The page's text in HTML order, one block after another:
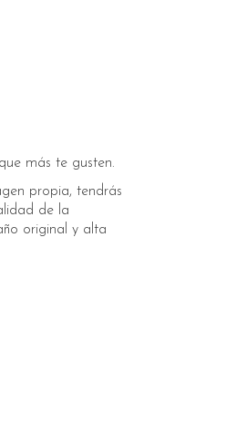
más te gusten.
propia, tendrás
de la
original y alta